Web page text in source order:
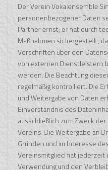
Der Verein Vokalensemble
personenbezogener Daten
Partner ernst; er hat durch
Maßnahmen sichergestellt,
Vorschriften über den
von externen Dienstleistern
werden. Die Beachtung
regelmäßig kontrolliert. Die
und Weitergabe von Daten
Einverständnis des
ausschließlich zum Zweck
Vereins. Die Weitergabe an
Gründen und im Interesse
Vereinsmitglied hat jederzeit
Verwendung und den